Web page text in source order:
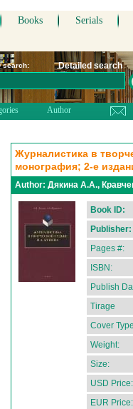
Books Serials
search: Detailed search
Author
Журналистика в
монография; 2-е
Author: Дякина А.А.,
Book ID:
Publisher:
Pages #:
ISBN:
Publish
Tirage
Cover
Weight:
Size:
USD Price:
EUR Price: